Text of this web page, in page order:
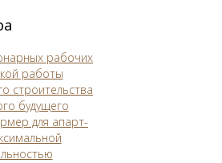
рабочих
работы
строительства
будущего
для апарт-